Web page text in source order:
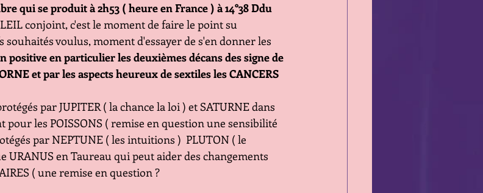
qui se produit à 2h53 ( heure en France ) à 14°38 Ddu
conjoint, c'est le moment de faire le point su
voulus, moment d'essayer de s'en donner les
positive en particulier les deuxièmes décans des signe de
et par les aspects heureux de sextiles les CANCERS
par JUPITER ( la chance la loi ) et SATURNE dans
pour les POISSONS ( remise en question une sensibilité
par NEPTUNE ( les intuitions )  PLUTON ( le
URANUS en Taureau qui peut aider des changements
( une remise en question ?